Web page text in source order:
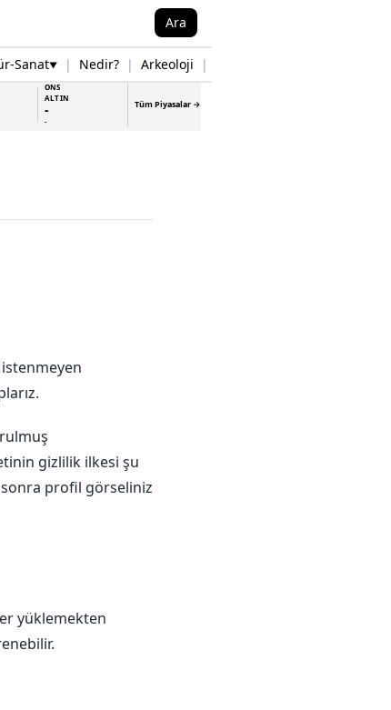
Ara
Sanat▼ | Nedir? | Arkeoloji |
ONS
ALTIN
-
-
Tüm Piyasalar →
gizlilik ilkesi şu
profil görseliniz
yüklemekten